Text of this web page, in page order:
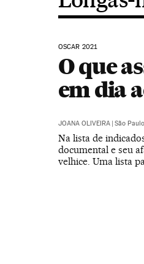
OSCAR 2021
O que
em dia
JOANA OLIVEIRA | São Paulo
Na lista de
documental e seu
velhice. Uma lista